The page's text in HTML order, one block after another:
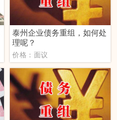
泰州企业债务重组，如何处
理呢？
价格：面议